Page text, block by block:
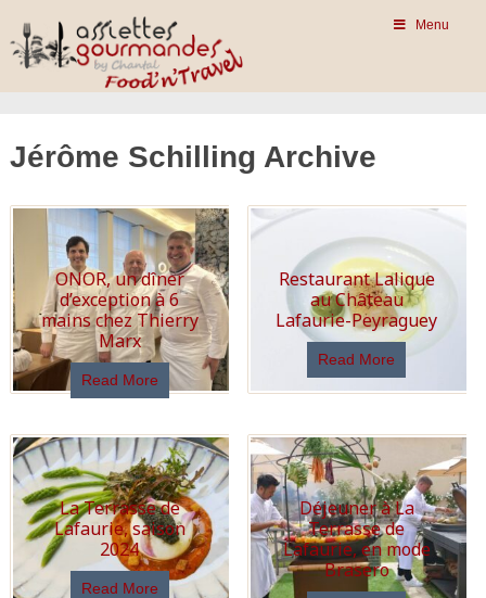
Menu
Jérôme Schilling Archive
ONOR, un dîner
d’exception à 6
mains chez Thierry
Marx
Read More
Restaurant Lalique
au Château
Lafaurie-Peyraguey
Read More
La Terrasse de
Lafaurie, saison
2024
Read More
Déjeuner à La
Terrasse de
Lafaurie, en mode
Brasero